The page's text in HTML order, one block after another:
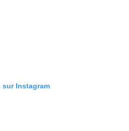
Instagram